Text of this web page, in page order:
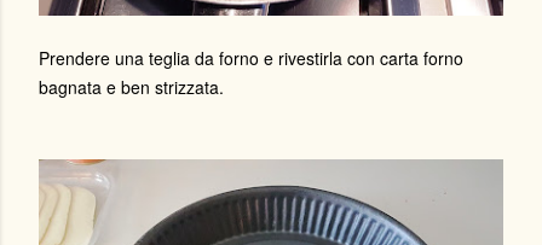
Prendere una teglia da forno e rivestirla con carta forno
bagnata e ben strizzata.